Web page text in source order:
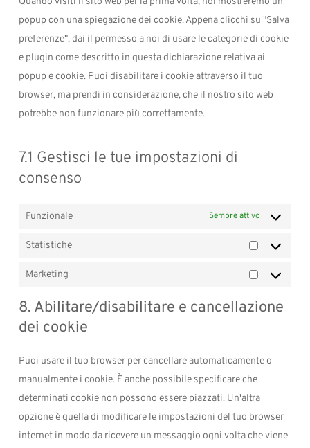
popup con una spiegazione dei cookie. Appena clicchi su "Salva
preferenze", dai il permesso a noi di usare le categorie di cookie
e plugin come descritto in questa dichiarazione relativa ai
popup e cookie. Puoi disabilitare i cookie attraverso il tuo
browser, ma prendi in considerazione, che il nostro sito web
potrebbe non funzionare più correttamente.
7.1 Gestisci le tue impostazioni di
consenso
Funzionale Sempre attivo
Statistiche
Marketing
8. Abilitare/disabilitare e cancellazione
dei cookie
Puoi usare il tuo browser per cancellare automaticamente o
manualmente i cookie. È anche possibile specificare che
determinati cookie non possono essere piazzati. Un'altra
opzione è quella di modificare le impostazioni del tuo browser
internet in modo da ricevere un messaggio ogni volta che viene